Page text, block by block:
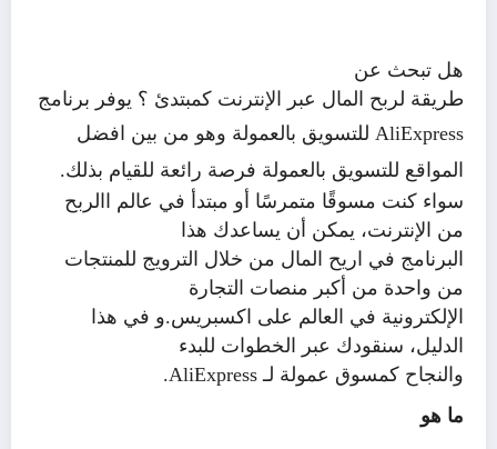
هل تبحث عن
طريقة لربح المال عبر الإنترنت كمبتدئ ؟ يوفر برنامج
AliExpress للتسويق بالعمولة وهو من بين افضل
المواقع للتسويق بالعمولة فرصة رائعة للقيام بذلك.
سواء كنت مسوقًا متمرسًا أو مبتدأ في عالم االربح
من الإنترنت، يمكن أن يساعدك هذا
البرنامج في اريح المال من خلال الترويج للمنتجات
من واحدة من أكبر منصات التجارة
الإلكترونية في العالم على اكسبريس.و في هذا
الدليل، سنقودك عبر الخطوات للبدء
والنجاح كمسوق عمولة لـ AliExpress
.
ما هو